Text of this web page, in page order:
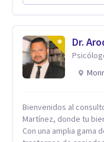
desarrollar nuevas
Dr.
Bienvenidos al
Martínez, donde tu
Con una amplia gama